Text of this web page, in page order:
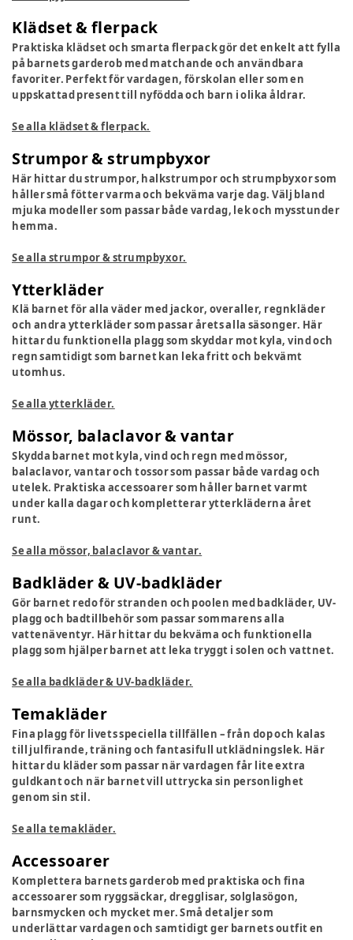
Klädset & flerpack
Praktiska klädset och smarta flerpack gör det enkelt att fylla
på barnets garderob med matchande och användbara
favoriter. Perfekt för vardagen, förskolan eller som en
uppskattad present till nyfödda och barn i olika åldrar.
Se alla klädset & flerpack.
Strumpor & strumpbyxor
Här hittar du strumpor, halkstrumpor och strumpbyxor som
håller små fötter varma och bekväma varje dag. Välj bland
mjuka modeller som passar både vardag, lek och mysstunder
hemma.
Se alla strumpor & strumpbyxor.
Ytterkläder
Klä barnet för alla väder med jackor, overaller, regnkläder
och andra ytterkläder som passar årets alla säsonger. Här
hittar du funktionella plagg som skyddar mot kyla, vind och
regn samtidigt som barnet kan leka fritt och bekvämt
utomhus.
Se alla ytterkläder.
Mössor, balaclavor & vantar
Skydda barnet mot kyla, vind och regn med mössor,
balaclavor, vantar och tossor som passar både vardag och
utelek. Praktiska accessoarer som håller barnet varmt
under kalla dagar och kompletterar ytterkläderna året
runt.
Se alla mössor, balaclavor & vantar.
Badkläder & UV-badkläder
Gör barnet redo för stranden och poolen med badkläder, UV-
plagg och badtillbehör som passar sommarens alla
vattenäventyr. Här hittar du bekväma och funktionella
plagg som hjälper barnet att leka tryggt i solen och vattnet.
Se alla badkläder & UV-badkläder.
Temakläder
Fina plagg för livets speciella tillfällen – från dop och kalas
till julfirande, träning och fantasifull utklädningslek. Här
hittar du kläder som passar när vardagen får lite extra
guldkant och när barnet vill uttrycka sin personlighet
genom sin stil.
Se alla temakläder.
Accessoarer
Komplettera barnets garderob med praktiska och fina
accessoarer som ryggsäckar, dregglisar, solglasögon,
barnsmycken och mycket mer. Små detaljer som
underlättar vardagen och samtidigt ger barnets outfit en